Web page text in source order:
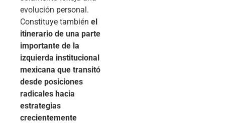
evolución personal.
Constituye también el
itinerario de una parte
importante de la
izquierda institucional
mexicana que transitó
desde posiciones
radicales hacia
estrategias
crecientemente